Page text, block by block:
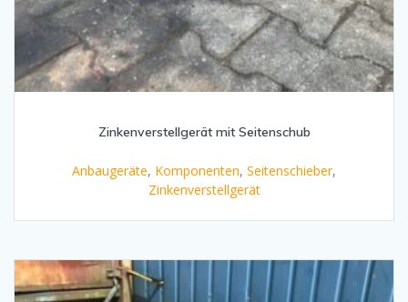
Zinkenverstellgerät mit Seitenschub
Anbaugeräte, Komponenten, Seitenschieber,
Zinkenverstellgerät